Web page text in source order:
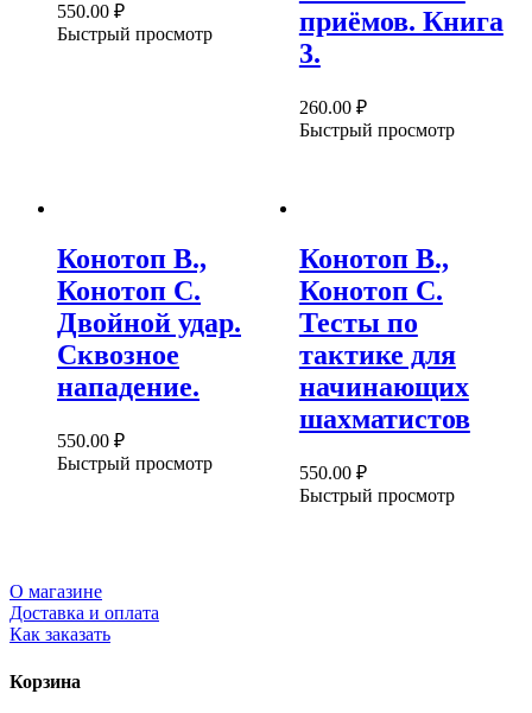
550.00 ₽
Быстрый просмотр
приёмов. Книга
3.
260.00 ₽
Быстрый просмотр
Конотоп В.,
Конотоп С.
Двойной удар.
Сквозное
нападение.
550.00 ₽
Быстрый просмотр
Конотоп В.,
Конотоп С.
Тесты по
тактике для
начинающих
шахматистов
550.00 ₽
Быстрый просмотр
О магазине
Доставка и оплата
Как заказать
Корзина